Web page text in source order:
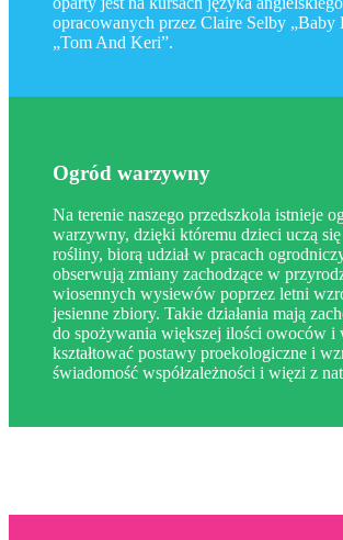
opracowanych przez Claire Selby „Baby
„Tom And Keri”.
Ogród warzywny
Na terenie naszego przedszkola istnieje
warzywny, dzięki któremu dzieci uczą
rośliny, biorą udział w pracach
obserwują zmiany zachodzące w
wiosennych wysiewów poprzez letni
jesienne zbiory. Takie działania mają
do spożywania większej ilości owoców i
kształtować postawy proekologiczne i
świadomość współzależności i więzi z